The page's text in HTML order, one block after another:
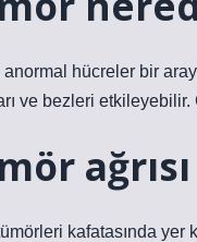
anormal hücreler bir
ve bezleri
kafatasında yer